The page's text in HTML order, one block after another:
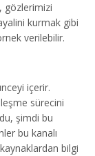
gözlerimizi
kurmak gibi
verilebilir.
içerir.
sürecini
şimdi bu
bu kanalı
bilgi